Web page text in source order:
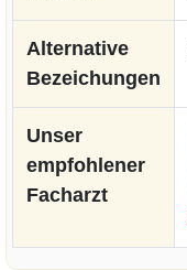
Alternative
Bezeichungen
Unser
empfohlener
Facharzt